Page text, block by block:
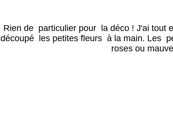
Rien de particulier pour la déco ! J'ai tout
découpé les petites fleurs à la main. Les
roses ou